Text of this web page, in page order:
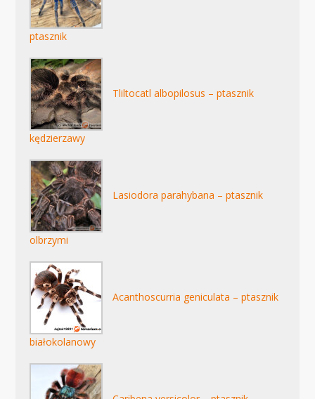
ptasznik
Tliltocatl albopilosus – ptasznik
kędzierzawy
Lasiodora parahybana – ptasznik
olbrzymi
Acanthoscurria geniculata – ptasznik
białokolanowy